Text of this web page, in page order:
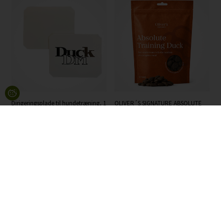
Dirigeringsplade til hundetræning, 1
OLIVER´S SIGNATURE ABSOLUTE